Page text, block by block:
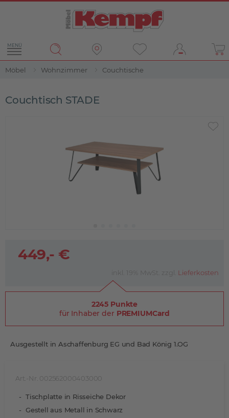
MENÜ
Möbel Wohnzimmer Couchtische
Couchtisch STADE
Art.-Nr. 002562000403000
Tischplatte in Risseiche Dekor
Gestell aus Metall in Schwarz
449,- €
inkl. 19% MwSt. zzgl. Lieferkosten
2245 Punkte
für Inhaber der PREMIUMCard
Ausgestellt in Aschaffenburg EG und Bad König 1.OG